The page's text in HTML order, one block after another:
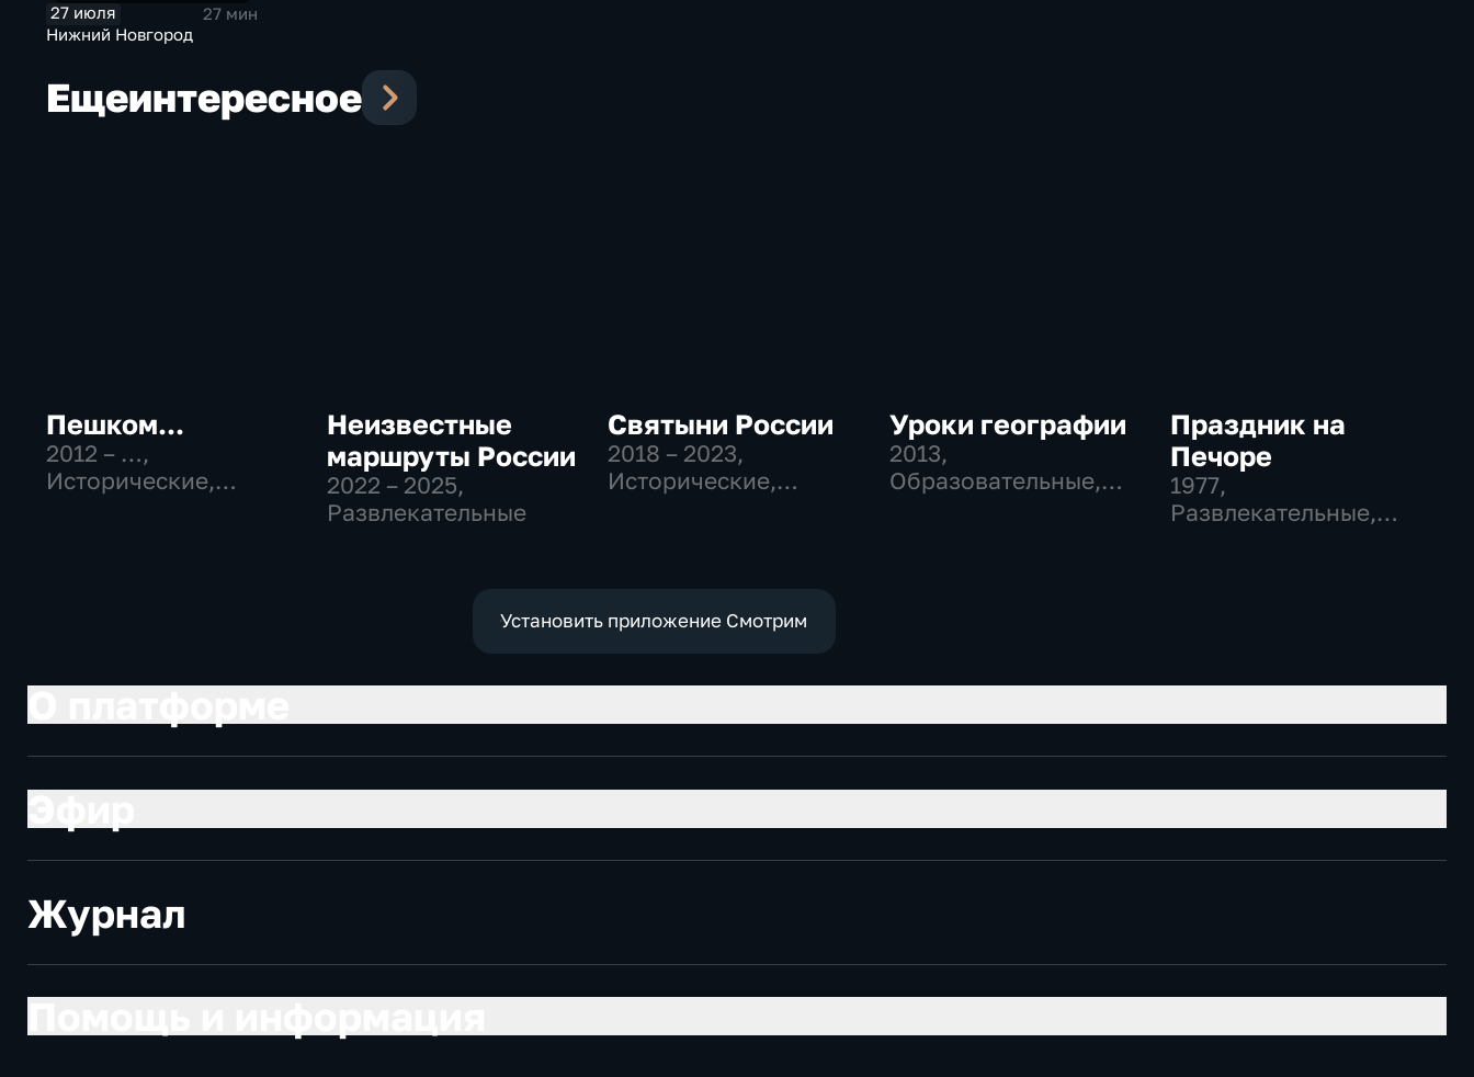
27 июля
27 мин
Нижний Новгород
Ещеинтересное
Пешком...
2012 – …,
Исторические,
Неизвестные
маршруты России
2022 – 2025,
Развлекательные
Святыни России
2018 – 2023,
Исторические,
Уроки географии
2013,
Образовательные,
Праздник на
Печоре
1977,
Развлекательные,
Установить приложение Смотрим
Журнал